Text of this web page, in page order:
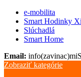
e-mobilita
Smart Hodinky
Slúchadlá
Smart Home
Email:
Zobraziť kategórie